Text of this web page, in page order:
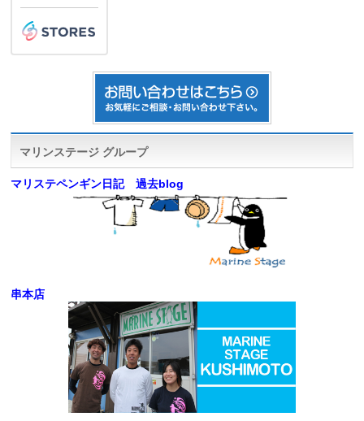
マリンステージ グループ
マリステペンギン日記 過去blog
串本店